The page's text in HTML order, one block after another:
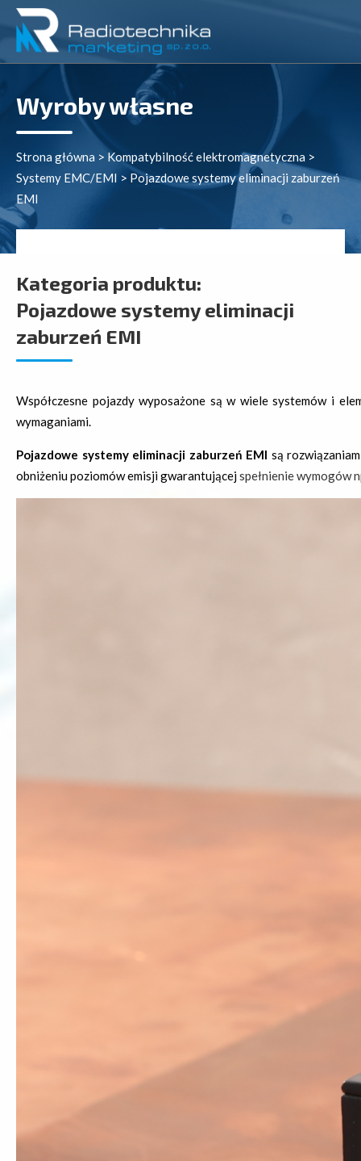
Wyroby własne
Strona główna > Kompatybilność elektromagnetyczna >
Systemy EMC/EMI > Pojazdowe systemy eliminacji zaburzeń
EMI
Kategoria produktu:
Pojazdowe systemy eliminacji
zaburzeń EMI
Współczesne pojazdy wyposażone są w wiele systemów i
wymaganiami.
Pojazdowe systemy eliminacji zaburzeń EMI są
obniżeniu poziomów emisji gwarantującejspełnienie wymogów